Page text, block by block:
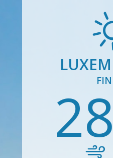
28